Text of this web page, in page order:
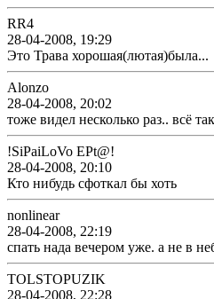
RR4
28-04-2008, 19:29
Это Трава хорошая(лютая)была...
Alonzo
28-04-2008, 20:02
тоже видел несколько раз.. всё
!SiPaiLoVo EPt@!
28-04-2008, 20:10
Кто нибудь сфоткал бы хоть
nonlinear
28-04-2008, 22:19
спать нада вечером уже. а не в
TOLSTOPUZIK
28-04-2008, 22:28